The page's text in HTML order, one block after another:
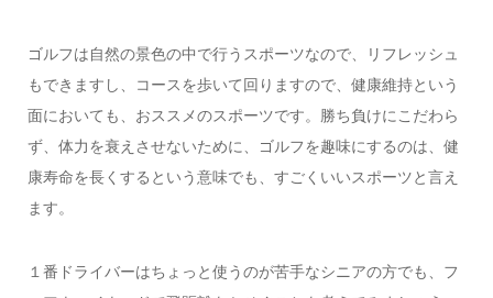
ゴルフは自然の景色の中で行うスポーツなので、リフレッシュ
もできますし、コースを歩いて回りますので、健康維持という
面においても、おススメのスポーツです。勝ち負けにこだわら
ず、体力を衰えさせないために、ゴルフを趣味にするのは、健
康寿命を長くするという意味でも、すごくいいスポーツと言え
ます。
１番ドライバーはちょっと使うのが苦手なシニアの方でも、フ